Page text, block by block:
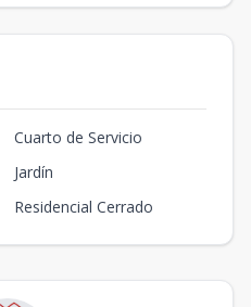
Cuarto de Servicio
Jardín
Residencial Cerrado